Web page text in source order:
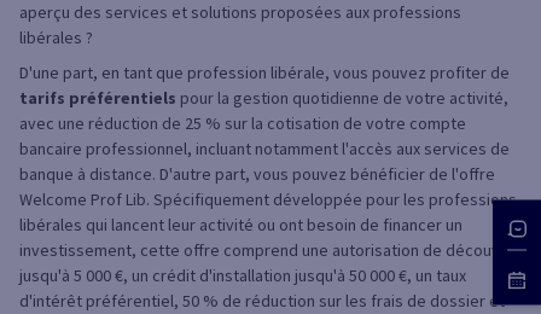
aperçu des services et solutions proposées aux professions
libérales ?
D'une part, en tant que profession libérale, vous pouvez profiter de
tarifs préférentiels pour la gestion quotidienne de votre activité,
avec une réduction de 25 % sur la cotisation de votre compte
bancaire professionnel, incluant notamment l'accès aux services de
banque à distance. D'autre part, vous pouvez bénéficier de l'offre
Welcome Prof Lib. Spécifiquement développée pour les professions
libérales qui lancent leur activité ou ont besoin de financer un
investissement, cette offre comprend une autorisation de découvert
jusqu'à 5 000 €, un crédit d'installation jusqu'à 50 000 €, un taux
d'intérêt préférentiel, 50 % de réduction sur les frais de dossier et